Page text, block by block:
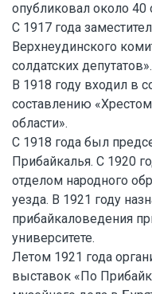
опубликовал около 40
С 1917 года
Верхнеудинского
солдатских депутатов».
В 1918 году входил в
составлению
области».
С 1918 года был
Прибайкалья. С 1920
отделом народного
уезда. В 1921 году
прибайкаловедения
университете.
Летом 1921 года
выставок «По